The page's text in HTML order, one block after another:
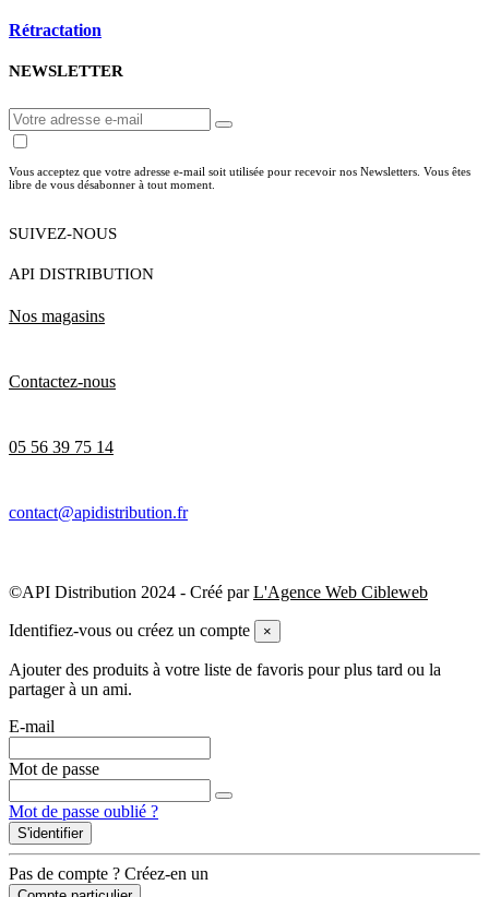
Rétractation
NEWSLETTER
Vous acceptez que votre adresse e-mail soit utilisée pour recevoir nos Newsletters. Vous êtes
libre de vous désabonner à tout moment.
SUIVEZ-NOUS
API DISTRIBUTION
Nos magasins
Contactez-nous
05 56 39 75 14
contact@apidistribution.fr
©API Distribution 2024 - Créé parL'Agence Web Cibleweb
Identifiez-vous ou créez un compte ×
Ajouter des produits à votre liste de favoris pour plus tard ou la
partager à un ami.
E-mail
Mot de passe
Mot de passe oublié ?
S'identifier
Pas de compte ? Créez-en un